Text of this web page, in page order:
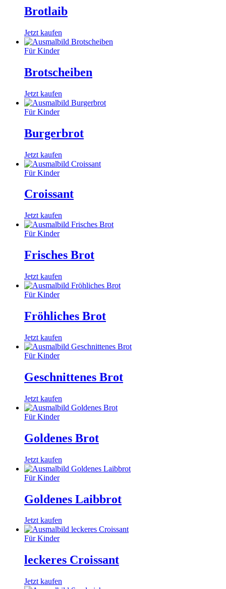
Brotlaib
Jetzt kaufen
Für Kinder
Brotscheiben
Jetzt kaufen
Für Kinder
Burgerbrot
Jetzt kaufen
Für Kinder
Croissant
Jetzt kaufen
Für Kinder
Frisches Brot
Jetzt kaufen
Für Kinder
Fröhliches Brot
Jetzt kaufen
Für Kinder
Geschnittenes Brot
Jetzt kaufen
Für Kinder
Goldenes Brot
Jetzt kaufen
Für Kinder
Goldenes Laibbrot
Jetzt kaufen
Für Kinder
leckeres Croissant
Jetzt kaufen